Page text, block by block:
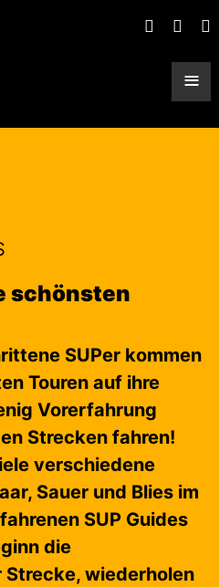
≡
schönsten
SUPer kommen
Touren auf ihre
Vorerfahrung
Strecken fahren!
verschiedene
Sauer und Blies im
SUP Guides
die
wiederholen